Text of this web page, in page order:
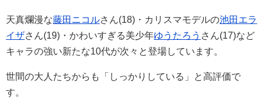
天真爛漫な藤田ニコルさん(18)・カリスマモデルの池田エラ
イザさん(19)・かわいすぎる美少年ゆうたろう さん(17)など
キャラの強い新たな10代が次々と登場しています。
世間の大人たちからも「しっかりしている」と高評価で
す。